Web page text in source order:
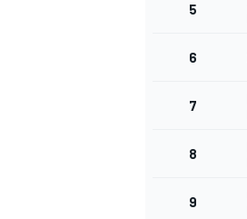
5
6
7
8
9